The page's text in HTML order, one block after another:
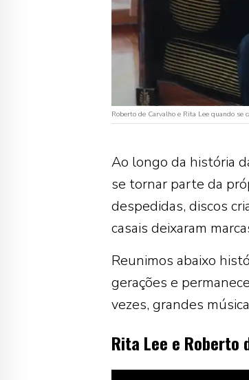
Roberto de Carvalho e Rita Lee quando se
Ao longo da história
se tornar parte da
despedidas, discos
casais deixaram
Reunimos abaixo
gerações e
vezes, grandes
Rita Lee e Roberto